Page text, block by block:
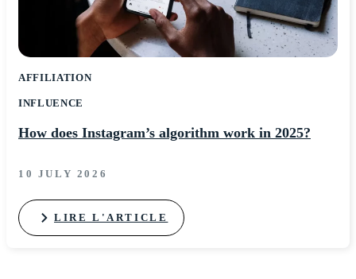
AFFILIATION
INFLUENCE
How does Instagram’s algorithm work in 2025?
10 JULY 2026
LIRE L'ARTICLE